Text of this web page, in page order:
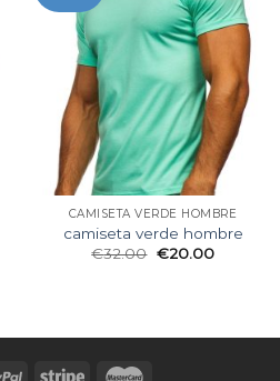
CAMISETA VERDE HOMBRE
camiseta verde hombre
€32.00 €20.00